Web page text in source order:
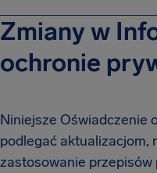
Zmiany w
ochronie
Niniejsze Oświadczenie
podlegać aktualizacjom,
zastosowanie przepisów